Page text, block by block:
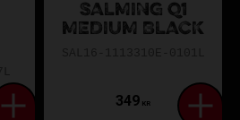
SALMING Q1
MEDIUM BLACK
349 KR